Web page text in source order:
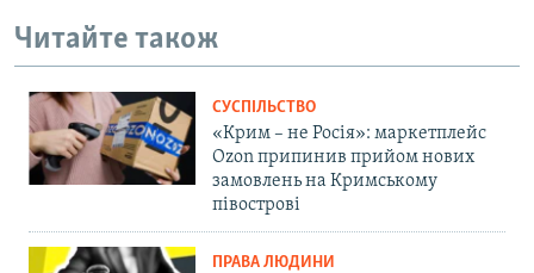
Читайте також
СУСПІЛЬСТВО
«Крим – не Росія»: маркетплейс
Ozon припинив прийом нових
замовлень на Кримському
півострові
ПРАВА ЛЮДИНИ